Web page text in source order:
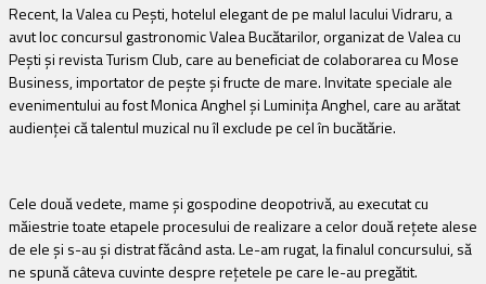
Recent, la Valea cu Pești, hotelul elegant de pe malul lacului Vidraru, a
avut loc concursul gastronomic Valea Bucătarilor, organizat de Valea cu
Pești și revista Turism Club, care au beneficiat de colaborarea cu Mose
Business, importator de pește și fructe de mare. Invitate speciale ale
evenimentului au fost Monica Anghel și Luminița Anghel, care au arătat
audienței că talentul muzical nu îl exclude pe cel în bucătărie.
Cele două vedete, mame și gospodine deopotrivă, au executat cu
măiestrie toate etapele procesului de realizare a celor două rețete alese
de ele și s-au și distrat făcând asta. Le-am rugat, la finalul concursului, să
ne spună câteva cuvinte despre rețetele pe care le-au pregătit.